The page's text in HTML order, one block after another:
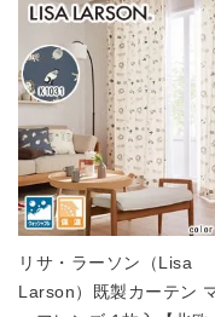
リサ・ラーソン（Lisa
Larson）既製カーテン